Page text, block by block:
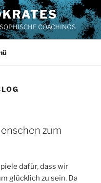
COACHINGS
zum
dafür, dass wir
glücklich zu sein. Da